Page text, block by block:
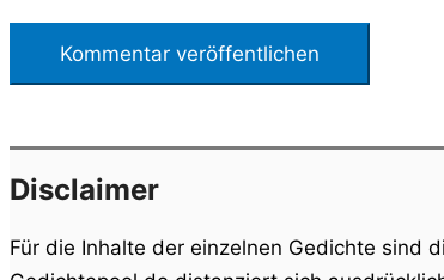
Disclaimer
Für die Inhalte der einzelnen Gedichte sind